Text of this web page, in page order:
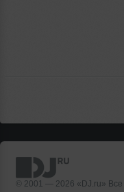
© 2001 — 2026 «DJ.ru»